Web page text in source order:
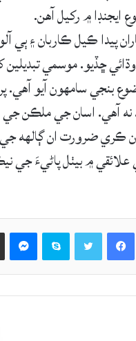
ايجنڊا ۾ رکيل آهن.
پيدا ڪيل ڪاربان ۽ ٻي
ڇڏيو. موسمي
بنجي سامهون آيو آهي.
آهي. اسان جي ملڪن جي
ان ڪري ضرورت ان ڳالهه
۾ بيٺل پاڻيءَ
Facebook
Skype